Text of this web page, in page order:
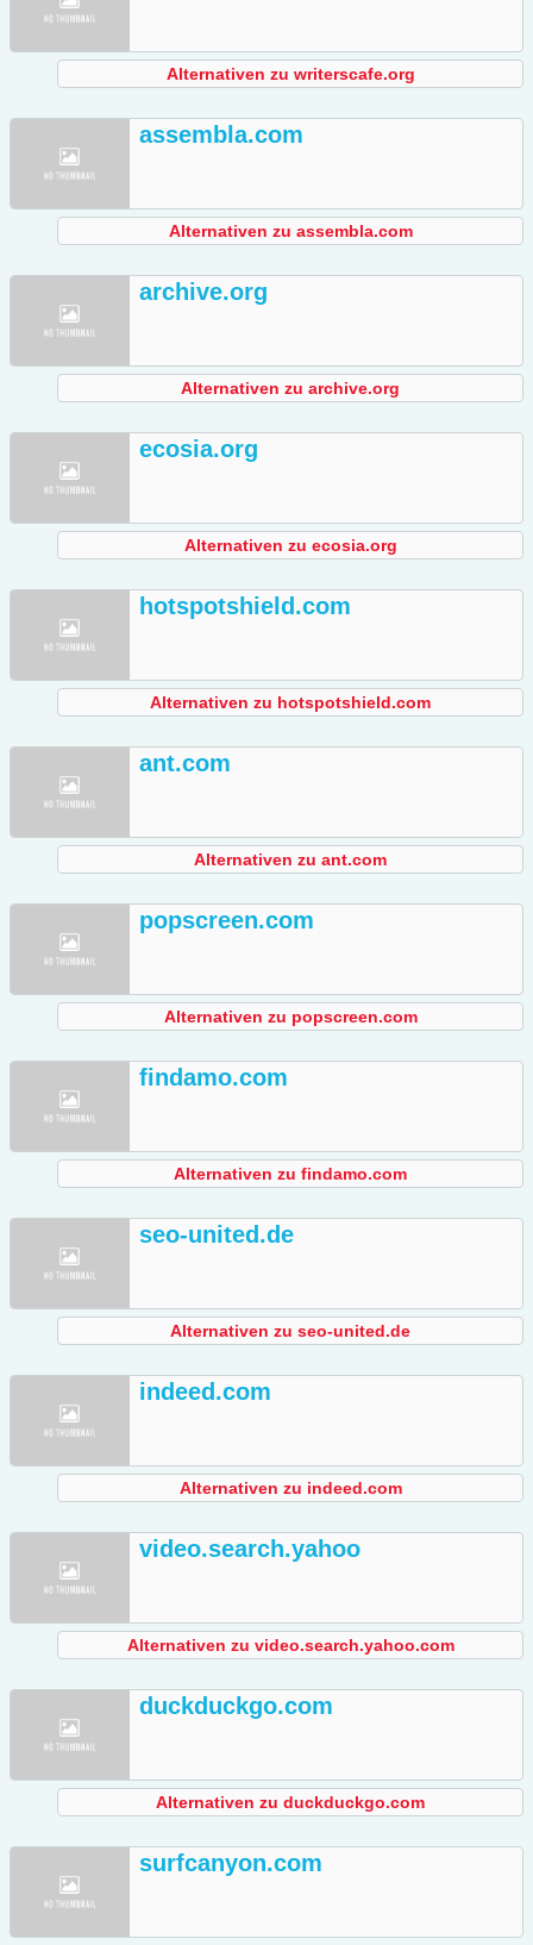
Alternativen zu writerscafe.org
assembla.com
Alternativen zu assembla.com
archive.org
Alternativen zu archive.org
ecosia.org
Alternativen zu ecosia.org
hotspotshield.com
Alternativen zu hotspotshield.com
ant.com
Alternativen zu ant.com
popscreen.com
Alternativen zu popscreen.com
findamo.com
Alternativen zu findamo.com
seo-united.de
Alternativen zu seo-united.de
indeed.com
Alternativen zu indeed.com
video.search.yahoo
Alternativen zu video.search.yahoo.com
duckduckgo.com
Alternativen zu duckduckgo.com
surfcanyon.com